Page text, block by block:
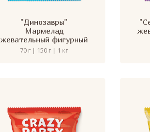
"Динозавры"
Мармелад
жевательный фигурный
70 г | 150 г | 1 кг